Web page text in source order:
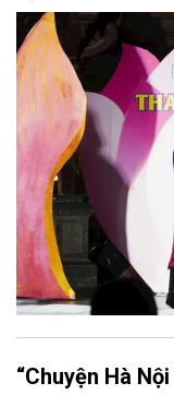
những làn điệu cải
hòa quyện trong
biệt, chương trình có
phương Nam, góp
cảm xúc.
“Chuyện Hà